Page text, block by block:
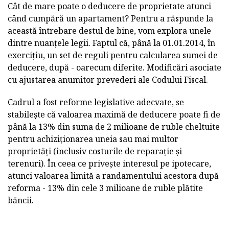
Cât de mare poate o deducere de proprietate atunci
când cumpără un apartament? Pentru a răspunde la
această întrebare destul de bine, vom explora unele
dintre nuanțele legii. Faptul că, până la 01.01.2014, în
exercițiu, un set de reguli pentru calcularea sumei de
deducere, după - oarecum diferite. Modificări asociate
cu ajustarea anumitor prevederi ale Codului Fiscal.
Cadrul a fost reforme legislative adecvate, se
stabilește că valoarea maximă de deducere poate fi de
până la 13% din suma de 2 milioane de ruble cheltuite
pentru achiziționarea uneia sau mai multor
proprietăți (inclusiv costurile de reparație și
terenuri). În ceea ce privește interesul pe ipotecare,
atunci valoarea limită a randamentului acestora după
reforma - 13% din cele 3 milioane de ruble plătite
băncii.